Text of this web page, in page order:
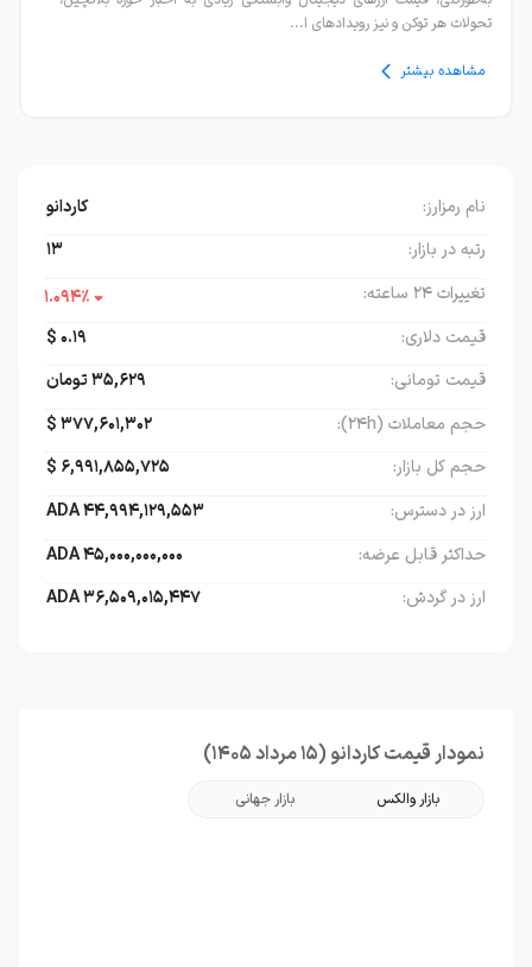
نام رمز‌ارز:
کاردانو
رتبه در بازار:
13
تغییرات ۲۴ ساعته:
٪1.094
قیمت دلاری:
0.19
$
قیمت تومانی:
35,629تومان
حجم معاملات (۲۴h):
377,601,302
$
حجم کل بازار:
6,991,855,725
$
ارز در دسترس:
44,994,129,553
ADA
حداکثر قابل عرضه:
45,000,000,000
ADA
ارز در گردش:
36,509,015,447
ADA
تحولات هر توکن و نیز رویدادهای ا...
مشاهده بیشتر
نمودار قیمت کاردانو (15 مرداد 1405)
بازار والکس بازار جهانی